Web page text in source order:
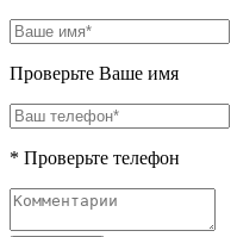
Проверьте Ваше имя
* Проверьте телефон